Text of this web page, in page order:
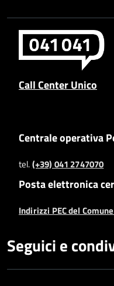
Call Center Unico
Centrale operativa
tel.(+39) 041 2747070
Posta elettronica
Indirizzi PEC del
Seguici e